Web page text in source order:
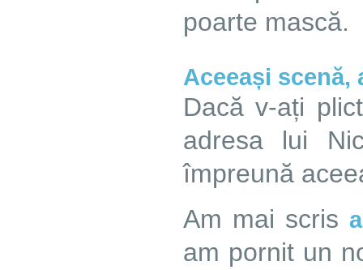
poarte mască.
Aceeași scenă,
Dacă v-ați
adresa lui
împreună
Am mai scris
am pornit un